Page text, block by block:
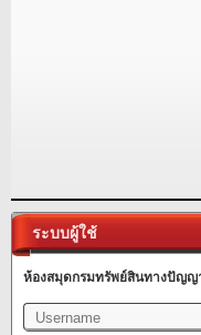
ระบบผู้ใช้
ห้องสมุดกรมทรัพย์สินทางปัญญ